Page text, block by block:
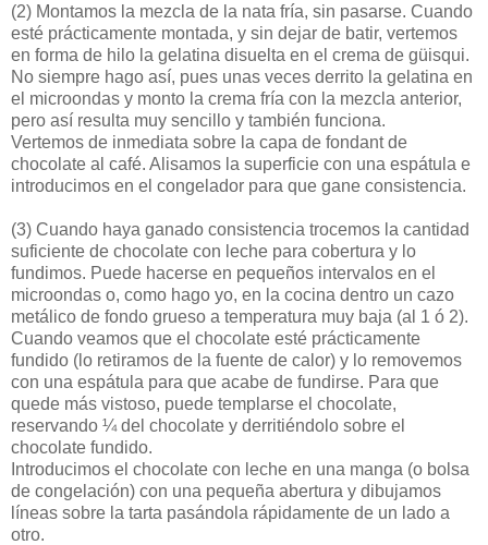
(2) Montamos la mezcla de la nata fría, sin pasarse. Cuando
esté prácticamente montada, y sin dejar de batir, vertemos
en forma de hilo la gelatina disuelta en el crema de güisqui.
No siempre hago así, pues unas veces derrito la gelatina en
el microondas y monto la crema fría con la mezcla anterior,
pero así resulta muy sencillo y también funciona.
Vertemos de inmediata sobre la capa de fondant de
chocolate al café. Alisamos la superficie con una espátula e
introducimos en el congelador para que gane consistencia.
(3) Cuando haya ganado consistencia trocemos la cantidad
suficiente de chocolate con leche para cobertura y lo
fundimos. Puede hacerse en pequeños intervalos en el
microondas o, como hago yo, en la cocina dentro un cazo
metálico de fondo grueso a temperatura muy baja (al 1 ó 2).
Cuando veamos que el chocolate esté prácticamente
fundido (lo retiramos de la fuente de calor) y lo removemos
con una espátula para que acabe de fundirse. Para que
quede más vistoso, puede templarse el chocolate,
reservando ¼ del chocolate y derritiéndolo sobre el
chocolate fundido.
Introducimos el chocolate con leche en una manga (o bolsa
de congelación) con una pequeña abertura y dibujamos
líneas sobre la tarta pasándola rápidamente de un lado a
otro.